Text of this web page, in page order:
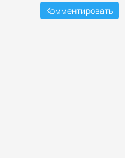
Комментировать